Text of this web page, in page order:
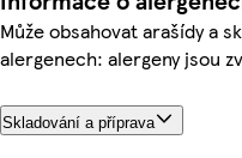
Může obsahovat arašídy a
alergenech: alergeny jsou
Skladování a příprava